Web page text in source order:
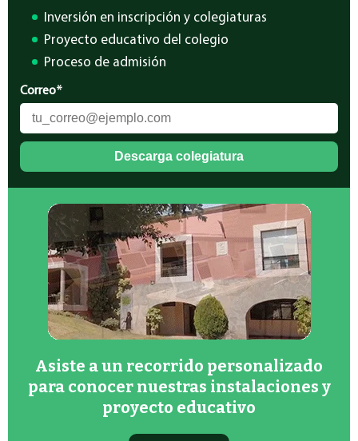
Inversión en inscripción y colegiaturas
Proyecto educativo del colegio
Proceso de admisión
Correo*
Asiste a un recorrido personalizado
para conocer nuestras instalaciones y
proyecto educativo